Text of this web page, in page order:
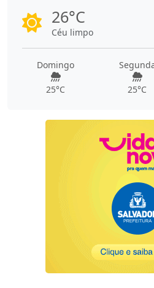
26°C
Céu limpo
Domingo
25°C 25°C